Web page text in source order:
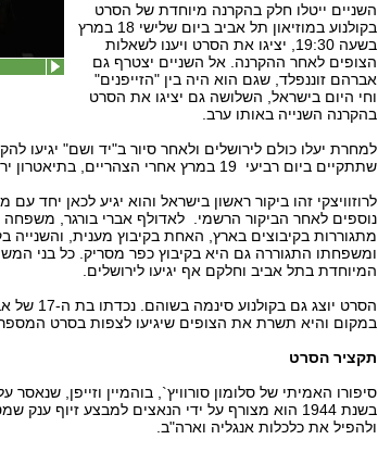
השניים ייטלו חלק בהקרנה מיוחדת של הסרט
בקולנוע במוזיאון תל אביב ביום שלישי 18 במרץ
בשעה 19:30, יציגו את הסרט ויענו לשאלות
הצופים לאחר ההקרנה. אל השניים יצטרף גם
אברהם זוננפלד, שגם הוא היה בין "הזייפנים"
וחי היום בישראל, השלושה גם יציגו את הסרט
בהקרנה השנייה באותו ערב.
למחרת יעלו כולם לירושלים ולאחר סיור ב"יד ושם" יגיעו
שתתקיים ביום רביעי 19 במרץ אחרי הצהריים, בתיאטרון ירושלים.
לרוזוויצקי זהו ביקור ראשון בישראל והוא יגיע לכאן יחד
נוספים לאחר הביקור הרשמי. לאדולף אברי בורגר, משפחה
מתגוררות בקיבוצים בארץ, האחת בקיבוץ מענית, והשנייה
ומשפחתו התגוררה גם היא בקיבוץ כפר מסריק. כל בני
המיוחדת בתל אביב וחלקם אף יגיעו לירושלים.
הסרט יוצג
במקום והיא תשרת את הצופים שיגיעו לצפות בסרט
תקציר הסרט
סיפורו האמיתי של סלומון סורוויץ`, בוהמיין וזייפן, שנאסר
בשנת 1944 הוא מצורף על ידי הנאצים למבצע זיוף
ולהפיל את כלכלות אנגליה וארה"ב.